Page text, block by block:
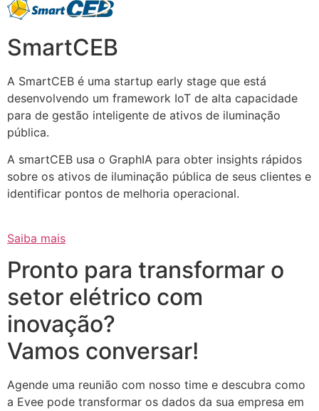
SmartCEB
A SmartCEB é uma startup early stage que está
desenvolvendo um framework IoT de alta capacidade
para de gestão inteligente de ativos de iluminação
pública.
A smartCEB usa o GraphIA para obter insights rápidos
sobre os ativos de iluminação pública de seus clientes e
identificar pontos de melhoria operacional.
Saiba mais
Pronto para transformar o
setor elétrico com
inovação?
Vamos conversar!
Agende uma reunião com nosso time e descubra como
a Evee pode transformar os dados da sua empresa em